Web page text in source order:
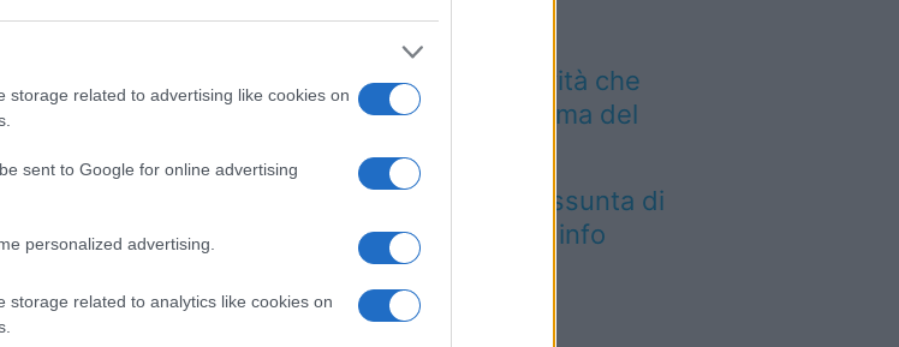
storage related to advertising like cookies on
sent to Google for online advertising
personalized advertising.
storage related to analytics like cookies on
L’Aeroporto di Bari
introduce una novità che
cambia l’attesa prima del
Antica Fiera dell’Assunta di
Viconovo: tutte le info
2026